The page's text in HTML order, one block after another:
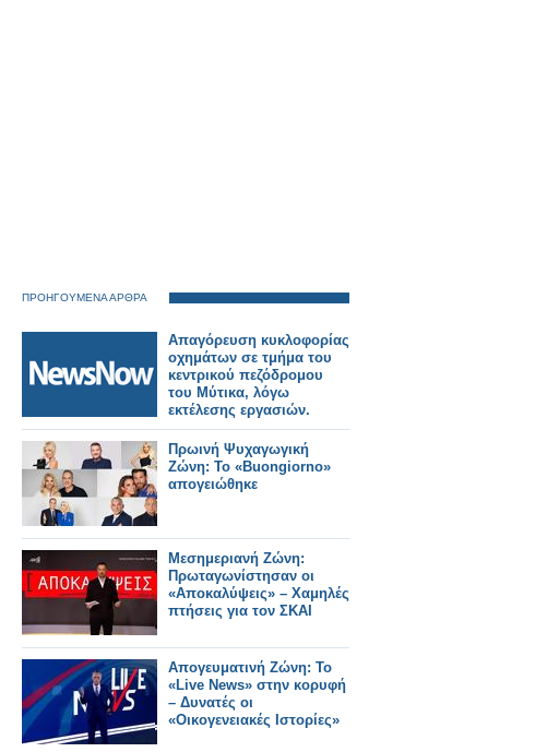
ΠΡΟΗΓΟΥΜΕΝΑ ΑΡΘΡΑ
Απαγόρευση κυκλοφορίας
οχημάτων σε τμήμα του
κεντρικού πεζόδρομου
του Μύτικα, λόγω
εκτέλεσης εργασιών.
Πρωινή Ψυχαγωγική
Ζώνη: Το «Buongiorno»
απογειώθηκε
Μεσημεριανή Ζώνη:
Πρωταγωνίστησαν οι
«Αποκαλύψεις» – Χαμηλές
πτήσεις για τον ΣΚΑΙ
Απογευματινή Ζώνη: Το
«Live News» στην κορυφή
– Δυνατές οι
«Οικογενειακές Ιστορίες»